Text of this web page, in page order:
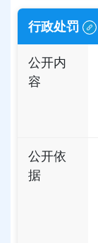
行政处罚
公开内
容
公开依
据